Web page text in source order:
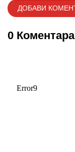
0 Коментара